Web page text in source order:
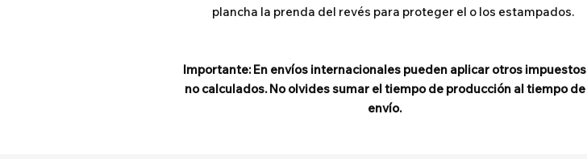
plancha la prenda del revés para proteger el o los estampados.
Importante: En envíos internacionales pueden aplicar otros impuestos
no calculados. No olvides sumar el tiempo de producción al tiempo de
envío.